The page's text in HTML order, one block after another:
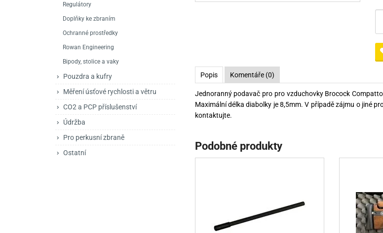
Brokovnice samonabíjecí
Pistole samonabíjecí
Mačety a sekery
Luky
Kuše
Obranné prostředky Obranné spreje
Pistolové a
Pro perkusní zbraně
Regulátory
Doplňky ke zbraním
Ochranné prostředky
Rowan Engineering
Bipody, stolice a vaky
Pouzdra a kufry
Měření úsťové rychlosti a větru
CO2 a PCP příslušenství
Údržba
Pro perkusní zbraně
Ostatní
Popis Komentáře (0)
Jednoranný podavač pro pro vzduchovky Brocock
Maximální délka diabolky je 8,5mm. V případě zájmu o jiné
kontaktujte.
Podobné produkty